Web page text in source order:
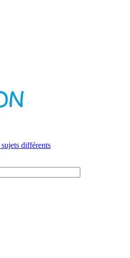
différents